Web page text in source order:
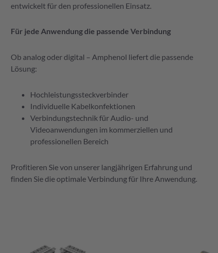
entwickelt für den professionellen Einsatz.
Für jede Anwendung die passende Verbindung
Ob analog oder digital – Amphenol liefert die passende
Lösung:
Hochleistungssteckverbinder
Individuelle Kabelkonfektionen
Verbindungstechnik für Audio- und
Videoanwendungen im kommerziellen und
professionellen Bereich
Profitieren Sie von unserer langjährigen Erfahrung und
finden Sie die optimale Verbindung für Ihre Anwendung.